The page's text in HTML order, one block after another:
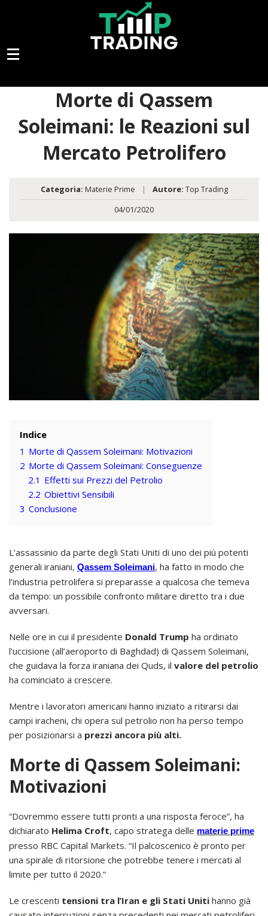
Morte di Qassem
Soleimani: le Reazioni sul
Mercato Petrolifero
Categoria: Materie Prime | Autore: Top Trading
04/01/2020
Indice
1 Morte di Qassem Soleimani: Motivazioni
2 Morte di Qassem Soleimani: Conseguenze
2.1 Effetti sui Prezzi del Petrolio
2.2 Obiettivi Sensibili
3 Conclusione
L’assassinio da parte degli Stati Uniti di uno dei più potenti
generali iraniani, Qassem Soleimani, ha fatto in modo che
l’industria petrolifera si preparasse a qualcosa che temeva
da tempo: un possibile confronto militare diretto tra i due
avversari.
Nelle ore in cui il presidente Donald Trump ha ordinato
l’uccisione (all’aeroporto di Baghdad) di Qassem Soleimani,
che guidava la forza iraniana dei Quds, il valore del petrolio
ha cominciato a crescere.
Mentre i lavoratori americani hanno iniziato a ritirarsi dai
campi iracheni, chi opera sul petrolio non ha perso tempo
per posizionarsi a prezzi ancora più alti.
Morte di Qassem Soleimani:
Motivazioni
“Dovremmo essere tutti pronti a una risposta feroce”, ha
dichiarato Helima Croft, capo stratega delle materie prime
presso RBC Capital Markets. “Il palcoscenico è pronto per
una spirale di ritorsione che potrebbe tenere i mercati al
limite per tutto il 2020.”
Le crescenti tensioni tra l’Iran e gli Stati Uniti hanno già